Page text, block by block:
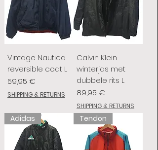
Vintage Nautica
reversible coat L
Preis
59,95 €
SHIPPING & RETURNS
Calvin Klein
winterjas met
dubbele rits L
Preis
89,95 €
SHIPPING & RETURNS
Adidas Tendon